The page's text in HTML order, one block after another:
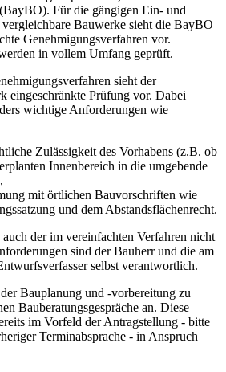
Für die gängigen Ein- und
Bauwerke sieht die BayBO
Genehmigungsverfahren vor.
in vollem Umfang geprüft.
sieht der
eingeschränkte Prüfung vor. Dabei
wichtige Anforderungen wie
Zulässigkeit des Vorhabens (z.B. ob
Innenbereich in die umgebende
mit örtlichen Bauvorschriften wie
und dem Abstandsflächenrecht.
der im vereinfachten Verfahren nicht
sind der Bauherr und die am
selbst verantwortlich.
Bauplanung und -vorbereitung zu
Bauberatungsgespräche an. Diese
im Vorfeld der Antragstellung - bitte
Terminabsprache - in Anspruch